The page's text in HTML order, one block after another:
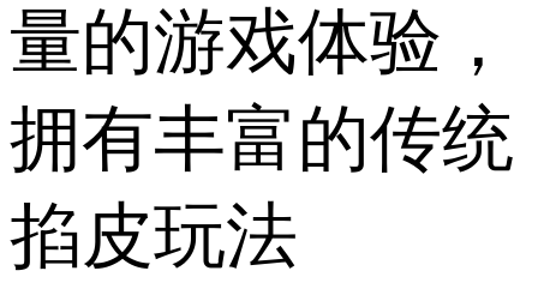
量的游戏体验，
拥有丰富的传统
掐皮玩法